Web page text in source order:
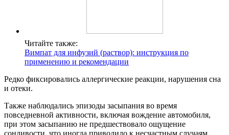
Читайте также:
Вимпат для инфузий (раствор): инструкция по
применению и рекомендации
Редко фиксировались аллергические реакции, нарушения сна
и отеки.
Также наблюдались эпизоды засыпания во время
повседневной активности, включая вождение автомобиля,
при этом засыпанию не предшествовало ощущение